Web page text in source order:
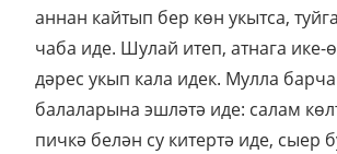
аннан кайтып бер көн укытса,
чаба иде. Шулай итеп, атнага ике-
дәрес укып кала идек. Мулла
балаларына эшләтә иде: салам
пичкә белән су китертә иде, сыер